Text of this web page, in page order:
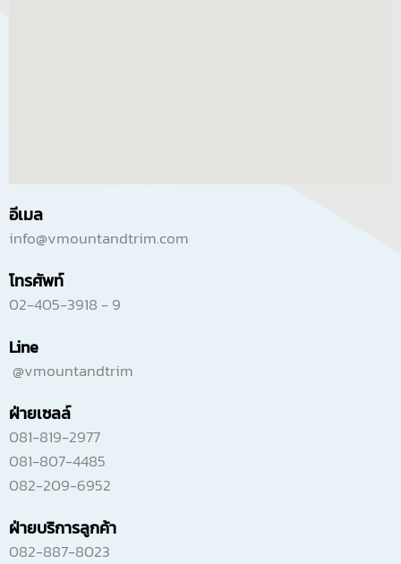
อีเมล
info@vmountandtrim.com
โทรศัพท์
02-405-3918 - 9
Line
@vmountandtrim
ฝ่ายเซลล์
081-819-2977
081-807-4485
082-209-6952
ฝ่ายบริการลูกค้า
082-887-8023